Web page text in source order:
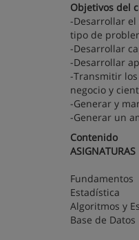
Objetivos del
-Desarrollar
tipo de
-Desarrollar
-Desarrollar
-Transmitir
negocio y
-Generar y
-Generar un
Contenido
ASIGNATURAS
Fundamentos
Estadística
Algoritmos y
Base de Datos